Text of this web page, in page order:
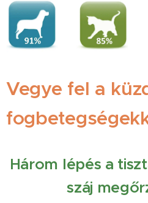
Vegye fel a
Három lépés a
száj